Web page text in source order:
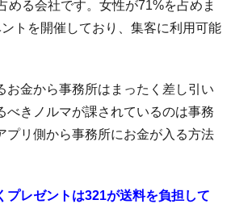
める会社です。女性が71%を占めま
トを開催しており、集客に利用可能
お金から事務所はまったく差し引い
べきノルマが課されているのは事務
プリ側から事務所にお金が入る方法
プレゼントは321が送料を負担して